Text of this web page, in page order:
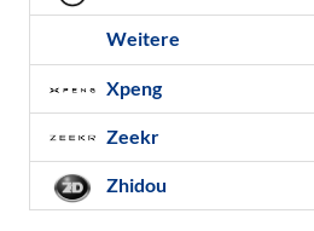
Weitere
Xpeng
Zeekr
Zhidou